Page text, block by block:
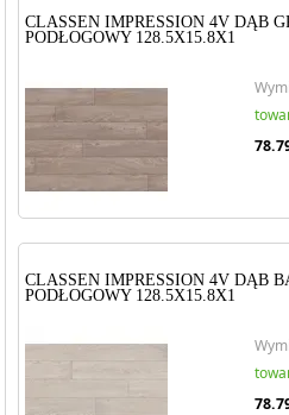
CLASSEN IMPRESSION 4V DĄB
PODŁOGOWY 128.5X15.8X1
CLASSEN IMPRESSION 4V DĄB
PODŁOGOWY 128.5X15.8X1